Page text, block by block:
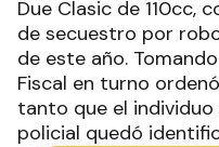
Due Clasic de 110cc,
de secuestro por
de este año.
Fiscal en turno
tanto que el
policial quedó